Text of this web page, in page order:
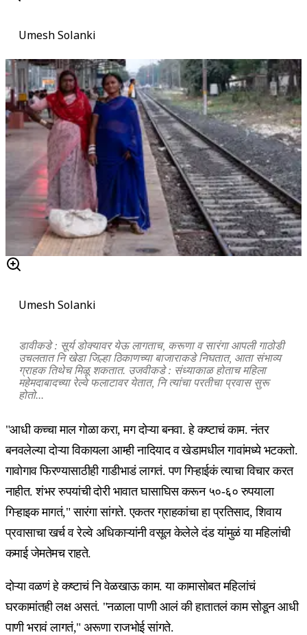
Umesh Solanki
Umesh Solanki
डावीकडे : सूर्य डोक्यावर येऊ लागताच, करूणा व सारंगा आपली गाठोडी
उचलतात नि खेडा जिल्हा ठिकाणच्या बाजाराकडे निघतात, आता संभाव्य
ग्राहक तिथेच मिळू शकतात. उजवीकडे : संध्याकाळ होताच महिला
महेमदाबादच्या रेल्वे फलाटावर येतात, नि त्यांचा परतीचा प्रवास सुरू
होतो...
"आधी कच्चा माल गोळा करा, मग दोऱ्या बनवा. हे कष्टाचं काम. नंतर
बनवलेल्या दोऱ्या विकायला आम्ही नादियाद व खेडामधील गावांमध्ये भटकतो.
गावोगाव फिरण्यासाठीही गाडीभाडं लागतं. पण गिऱ्हाईकं त्याचा विचार करत
नाहीत. शंभर रुपयांची दोरी भावात घासाघिस करून ५०-६० रुपयाला
गिऱ्हाइक मागतं," सारंगा सांगते. एकतर ग्राहकांचा हा प्रतिसाद, शिवाय
प्रवासाचा खर्च व रेल्वे अधिकाऱ्यांनी वसूल केलेले दंड यांमुळं या महिलांची
कमाई जेमतेमच राहते.
दोऱ्या वळणं हे कष्टाचं नि वेळखाऊ काम. या कामासोबत महिलांचं
घरकामांतही लक्ष असतं. "नळाला पाणी आलं की हातातलं काम सोडून आधी
पाणी भरावं लागतं," अरूणा राजभोई सांगते.